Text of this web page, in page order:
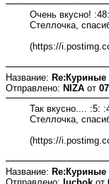
Очень вкусно! :48:
Стеллочка,
(https://
Название: Re:Куриные
Отправлено: NIZA от
Так вкусно.... :5:
Стеллочка,
(https://
Название: Re:Куриные